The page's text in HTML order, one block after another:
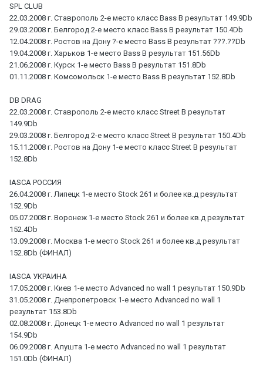
SPL CLUB
22.03.2008 г. Ставрополь 2-е место класс Bass B результат 149.9Db
29.03.2008 г. Белгород 2-е место класс Bass B результат 150.4Db
12.04.2008 г. Ростов на Дону ?-е место Bass B результат ???.??Db
19.04.2008 г. Харьков 1-е место Bass B результат 151.56Db
21.06.2008 г. Курск 1-е место Bass B результат 151.8Db
01.11.2008 г. Комсомольск 1-е место Bass B результат 152.8Db
DB DRAG
22.03.2008 г. Ставрополь 2-е место класс Street B результат
149.9Db
29.03.2008 г. Белгород 2-е место класс Street B результат 150.4Db
15.11.2008 г. Ростов на Дону 1-е место класс Street B результат
152.8Db
IASCA РОССИЯ
26.04.2008 г. Липецк 1-е место Stock 261 и более кв.д результат
152.9Db
05.07.2008 г. Воронеж 1-е место Stock 261 и более кв.д результат
152.4Db
13.09.2008 г. Москва 1-е место Stock 261 и более кв.д результат
152.8Db (ФИНАЛ)
IASCA УКРАИНА
17.05.2008 г. Киев 1-е место Advanced no wall 1 результат 150.9Db
31.05.2008 г. Днепропетровск 1-е место Advanced no wall 1
результат 153.8Db
02.08.2008 г. Донецк 1-е место Advanced no wall 1 результат
154.9Db
06.09.2008 г. Алушта 1-е место Advanced no wall 1 результат
151.0Db (ФИНАЛ)